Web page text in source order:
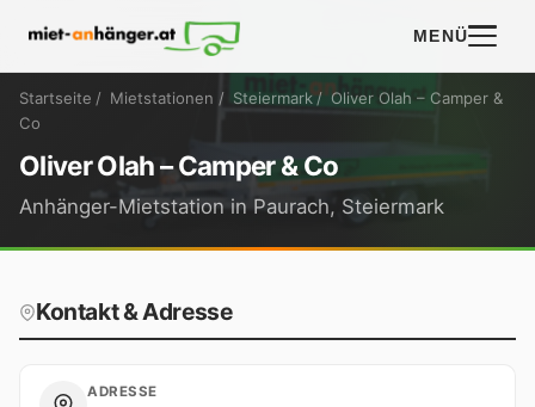
MENÜ
Startseite / Mietstationen / Steiermark/ Oliver Olah – Camper &
Co
Oliver Olah – Camper & Co
Anhänger-Mietstation in Paurach, Steiermark
Kontakt & Adresse
ADRESSE